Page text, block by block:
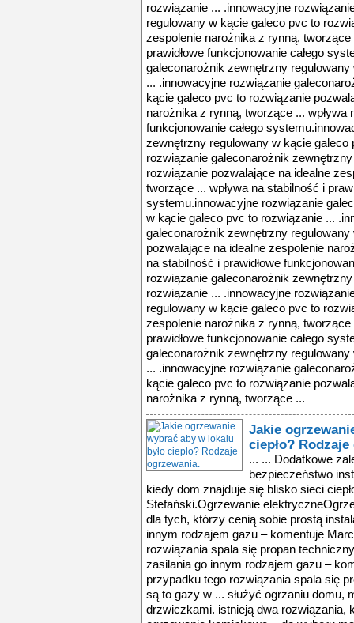
rozwiązanie ... .innowacyjne
regulowany w kącie galeco pvc to
zespolenie narożnika z rynną, tworzące
prawidłowe funkcjonowanie całego
galeconarożnik zewnętrzny
... .innowacyjne rozwiązanie
kącie galeco pvc to rozwiązanie
narożnika z rynną, tworzące ... wpływa
funkcjonowanie całego
zewnętrzny regulowany w kącie
rozwiązanie galeconarożnik
rozwiązanie pozwalające na idealne
tworzące ... wpływa na stabilność i
systemu.innowacyjne rozwiązanie
w kącie galeco pvc to rozwiązanie ...
galeconarożnik zewnętrzny
pozwalające na idealne zespolenie
na stabilność i prawidłowe
rozwiązanie galeconarożnik
rozwiązanie ... .innowacyjne
regulowany w kącie galeco pvc to
zespolenie narożnika z rynną, tworzące
prawidłowe funkcjonowanie całego
galeconarożnik zewnętrzny
... .innowacyjne rozwiązanie
kącie galeco pvc to rozwiązanie
narożnika z rynną, tworzące ...
Jakie
ciepło?
... ... Dodatkowe
bezpieczeństwo
kiedy dom znajduje się blisko sieci
Stefański.Ogrzewanie
dla tych, którzy cenią sobie prostą
innym rodzajem gazu – komentuje
rozwiązania spala się propan
zasilania go innym rodzajem gazu –
przypadku tego rozwiązania spala się
są to gazy w ... służyć ogrzaniu domu,
drzwiczkami. istnieją dwa rozwiązania,